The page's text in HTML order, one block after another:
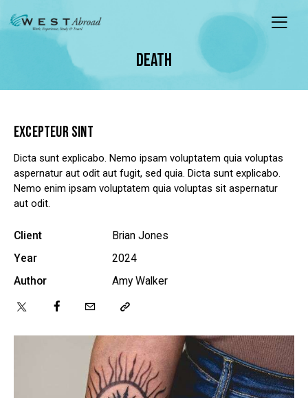
DEATH
EXCEPTEUR SINT
Dicta sunt explicabo. Nemo ipsam voluptatem quia voluptas
aspernatur aut odit aut fugit, sed quia. Dicta sunt explicabo.
Nemo enim ipsam voluptatem quia voluptas sit aspernatur
aut odit.
Client
Brian Jones
Year
2024
Author
Amy Walker